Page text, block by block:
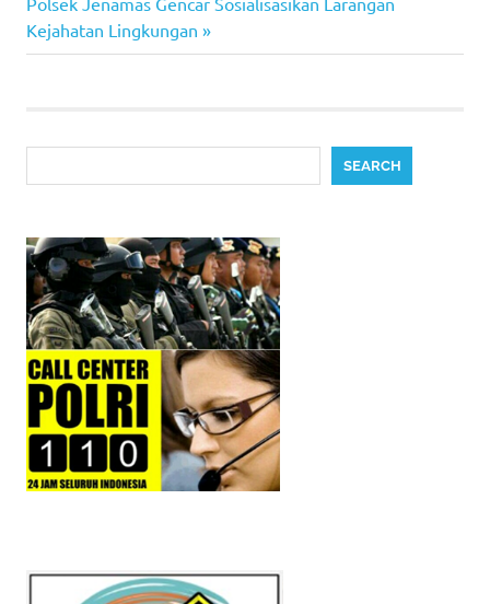
Post:
Kejahatan Lingkungan
SEARCH